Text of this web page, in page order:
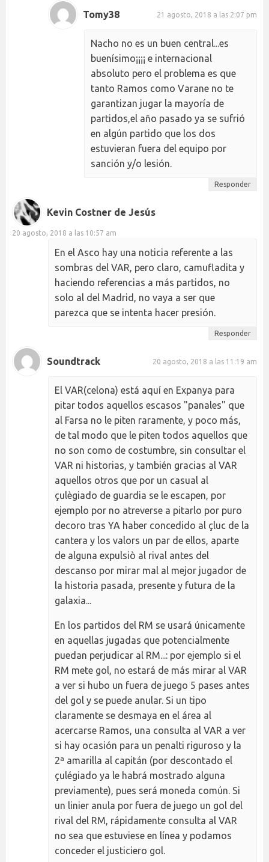
Tomy38 21 agosto, 2018 a las 2:07 pm
Nacho no es un buen central...es
buenísimo¡¡¡¡ e internacional
absoluto pero el problema es que
tanto Ramos como Varane no te
garantizan jugar la mayoría de
partidos,el año pasado ya se sufrió
en algún partido que los dos
estuvieran fuera del equipo por
sanción y/o lesión.
Responder
Kevin Costner de Jesús
20 agosto, 2018 a las 10:57 am
En el Asco hay una noticia referente a las
sombras del VAR, pero claro, camufladita y
haciendo referencias a más partidos, no
solo al del Madrid, no vaya a ser que
parezca que se intenta hacer presión.
Responder
Soundtrack 20 agosto, 2018 a las 11:19 am
El VAR(celona) está aquí en Expanya para
pitar todos aquellos escasos "panales" que
al Farsa no le piten raramente, y poco más,
de tal modo que le piten todos aquellos que
no son como de costumbre, sin consultar el
VAR ni historias, y también gracias al VAR
aquellos otros que por un casual al
çulègiado de guardia se le escapen, por
ejemplo por no atreverse a pitarlo por puro
decoro tras YA haber concedido al çluc de la
cantera y los valors un par de ellos, aparte
de alguna expulsiò al rival antes del
descanso por mirar mal al mejor jugador de
la historia pasada, presente y futura de la
galaxia...
En los partidos del RM se usará únicamente
en aquellas jugadas que potencialmente
puedan perjudicar al RM...: por ejemplo si el
RM mete gol, no estará de más mirar al VAR
a ver si hubo un fuera de juego 5 pases antes
del gol y se puede anular. Si un tipo
claramente se desmaya en el área al
acercarse Ramos, una consulta al VAR a ver
si hay ocasión para un penalti riguroso y la
2ª amarilla al capitán (por descontado el
çulégiado ya le habrá mostrado alguna
previamente), pues será moneda común. Si
un linier anula por fuera de juego un gol del
rival del RM, rápidamente consulta al VAR
no sea que estuviese en línea y podamos
conceder el justiciero gol.